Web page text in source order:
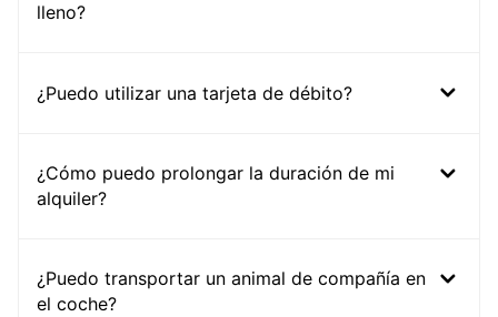
lleno?
¿Puedo utilizar una tarjeta de débito?
¿Cómo puedo prolongar la duración de mi
alquiler?
¿Puedo transportar un animal de compañía en
el coche?